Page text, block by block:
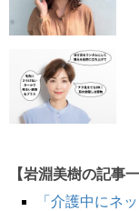
【岩淵美樹の記事一
「介護中にネ